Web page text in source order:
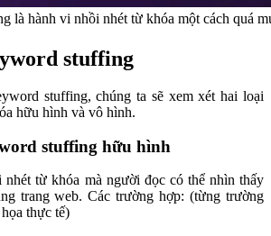
là hành vi nhồi nhét từ khóa một cách quá
stuffing
stuffing, chúng ta sẽ xem xét hai loại
hữu hình và vô hình.
stuffing hữu hình
từ khóa mà người đọc có thể nhìn thấy
trang web. Các trường hợp: (từng trường
thực tế)